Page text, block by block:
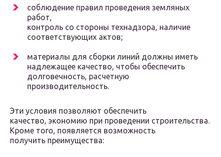
соблюдение правил проведения земляных
работ,
контроль со стороны технадзора, наличие
соответствующих актов;
материалы для сборки линий должны иметь
надлежащее качество, чтобы обеспечить
долговечность, расчетную
производительность.
Эти условия позволяют обеспечить
качество, экономию при проведении строительства.
Кроме того, появляется возможность
получить преимущества: